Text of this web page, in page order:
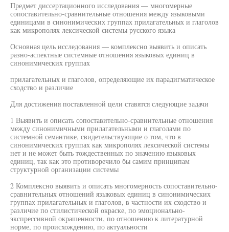
Предмет диссертационного исследования — многомерные
сопоставительно-сравнительные отношения между языковыми
единицами в синонимических группах прилагательных и глаголов
как микрополях лексической системы русского языка
Основная цель исследования — комплексно выявить и описать
разно-аспектные системные отношения языковых единиц в
синонимических группах
прилагательных и глаголов, определяющие их парадигматическое
сходство и различие
Для достижения поставленной цели ставятся следующие задачи
1 Выявить и описать сопоставительно-сравнительные отношения
между синонимичными прилагательными и глаголами по
системной семантике, свидетельствующие о том, что в
синонимических группах как микрополях лексической системы
нет и не может быть тождественных по значению языковых
единиц, так как это противоречило бы самим принципам
структурной организации системы
2 Комплексно выявить и описать многомерность сопоставительно-
сравнительных отношений языковых единиц в синонимических
группах прилагательных и глаголов, в частности их сходство и
различие по стилистической окраске, по эмоционально-
экспрессивной окрашенности, по отношению к литературной
норме, по происхождению, по актуальности